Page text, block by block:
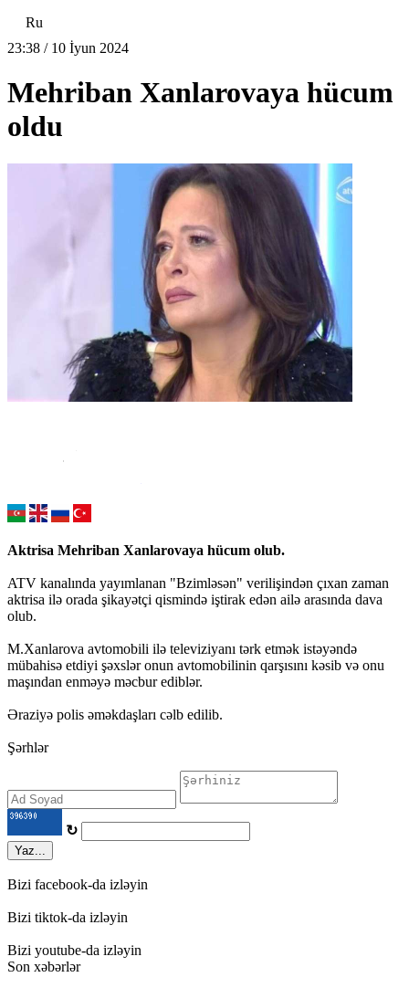
Ru
23:38 / 10 İyun 2024
Mehriban Xanlarovaya hücum
oldu
Aktrisa Mehriban Xanlarovaya hücum olub.
ATV kanalında yayımlanan "Bzimləsən" verilişindən çıxan zaman
aktrisa ilə orada şikayətçi qismində iştirak edən ailə arasında dava
olub.
M.Xanlarova avtomobili ilə televiziyanı tərk etmək istəyəndə
mübahisə etdiyi şəxslər onun avtomobilinin qarşısını kəsib və onu
maşından enməyə məcbur ediblər.
Əraziyə polis əməkdaşları cəlb edilib.
Şərhlər
↻
Yaz...
Bizi facebook-da izləyin
Bizi tiktok-da izləyin
Bizi youtube-da izləyin
Son xəbərlər